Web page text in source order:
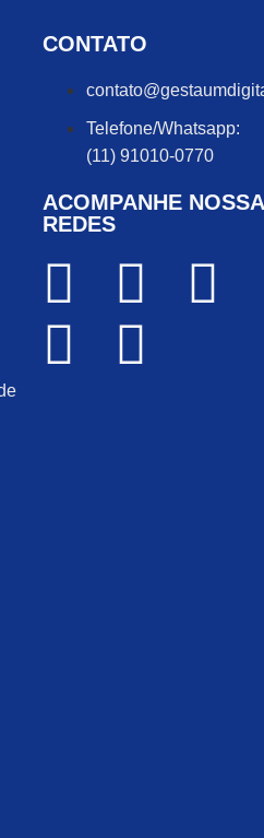
CONTATO
Telefone/Whatsapp:
(11) 91010-0770
ACOMPANHE
REDES